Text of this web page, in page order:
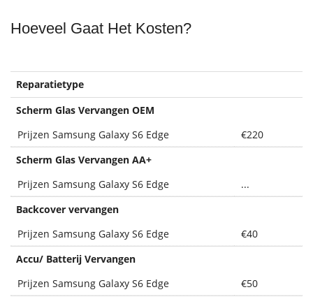
Hoeveel Gaat Het Kosten?
Reparatietype
Scherm Glas Vervangen OEM
Prijzen Samsung Galaxy S6 Edge
€220
Scherm Glas Vervangen AA+
Prijzen Samsung Galaxy S6 Edge
...
Backcover vervangen
Prijzen Samsung Galaxy S6 Edge
€40
Accu/ Batterij Vervangen
Prijzen Samsung Galaxy S6 Edge
€50